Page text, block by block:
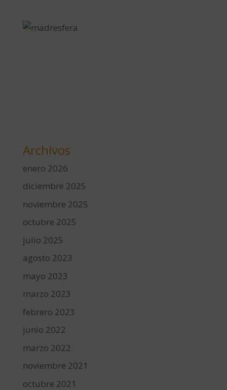
Archivos
enero 2026
diciembre 2025
noviembre 2025
octubre 2025
julio 2025
agosto 2023
mayo 2023
marzo 2023
febrero 2023
junio 2022
marzo 2022
noviembre 2021
octubre 2021